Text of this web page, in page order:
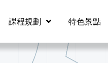
課程規劃 特色景點